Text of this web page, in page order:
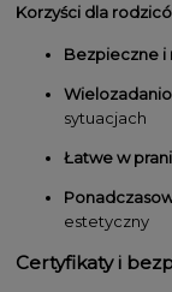
Korzyści dla
Bezpieczne i
sytuacjach
Łatwe w
estetyczny
Certyfikaty i